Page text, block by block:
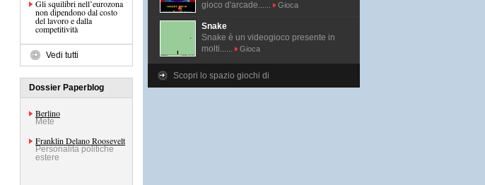
Gli squilibri nell’eurozona
non dipendono dal costo
del lavoro e dalla
competitività
Vedi tutti
Dossier Paperblog
Berlino
Mete
Franklin Delano Roosevelt
Personalità politiche
estere
gioco d'arcade......
Gioca
Snake
Snake è un videogioco presente in
molti......
Gioca
Scopri lo spazio giochi di